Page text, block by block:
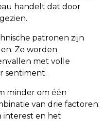
handelt dat door
patronen zijn
Ze worden
met volle
sentiment.
minder om één
van drie factoren:
interest en het